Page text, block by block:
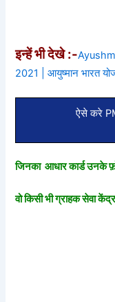
इन्हें भी देखे :-
2021 | आयुष्मान भारत
ऐसे करे
जिनका आधार कार्ड उनके
वो किसी भी ग्राहक सेवा